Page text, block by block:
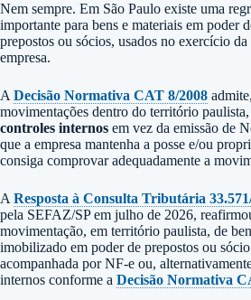
Nem sempre. Em São Paulo existe uma
importante para bens e materiais em poder
prepostos ou sócios, usados no exercício
empresa.
ADecisão Normativa CAT 8/2008
movimentações dentro do território
controles internos em vez da emissão de
que a empresa mantenha a posse e/ou
consiga comprovar adequadamente a
AResposta à Consulta Tributária
pela SEFAZ/SP em julho de 2026,
movimentação, em território paulista, de
imobilizado em poder de prepostos ou
acompanhada por NF-e ou,
internos conforme a Decisão Normativa